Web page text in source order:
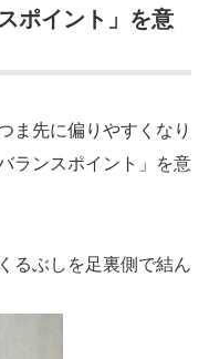
ポイント」を意
ま先に偏りやすくなり
ランスポイント」を意
るぶしを足裏側で結ん